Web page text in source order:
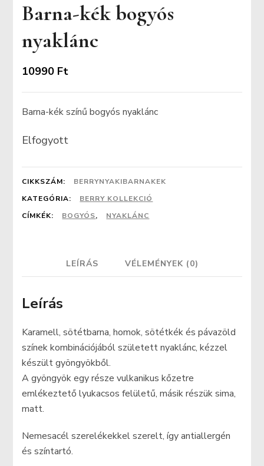
Barna-kék bogyós
nyaklánc
10990 Ft
Barna-kék színű bogyós nyaklánc
Elfogyott
CIKKSZÁM:
BERRYNYAKIBARNAKEK
KATEGÓRIA:
BERRY KOLLEKCIÓ
CÍMKÉK:
BOGYÓS, NYAKLÁNC
LEÍRÁS VÉLEMÉNYEK (0)
Leírás
Karamell, sötétbarna, homok, sötétkék és pávazöld
színek kombinációjából született nyaklánc, kézzel
készült gyöngyökből.
A gyöngyök egy része vulkanikus kőzetre
emlékeztető lyukacsos felületű, másik részük sima,
matt.
Nemesacél szerelékekkel szerelt, így antiallergén
és színtartó.